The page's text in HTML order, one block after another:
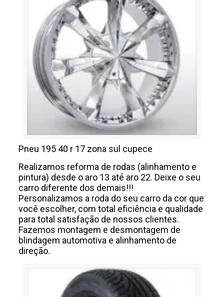
Pneu 195 40 r 17 zona sul cupece
Realizamos reforma de rodas (alinhamento e
pintura) desde o aro 13 até aro 22. Deixe o seu
carro diferente dos demais!!!
Personalizamos a roda do seu carro da cor que
você escolher, com total eficiência e qualidade
para total satisfação de nossos clientes.
Fazemos montagem e desmontagem de
blindagem automotiva e alinhamento de
direção.